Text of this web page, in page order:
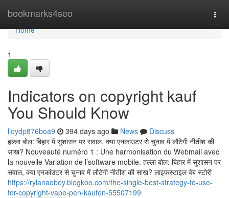
bookmarks4seo
Home
Home
1
Indicators on copyright kauf
You Should Know
lloydp876boa9 394 days ago News
Discuss
हल्ला बोल: बिहार में सुशासन पर सवाल, क्या एनकांउटर से चुनाव में लौटेगी नीतीश की
साख? Nouveauté numéro 1 : Une harmonisation du Webmail avec
la nouvelle Variation de l’software mobile. हल्ला बोल: बिहार में सुशासन पर
सवाल, क्या एनकांउटर से चुनाव में लौटेगी नीतीश की साख? लाइफस्टाइल वेब स्टोरी
https://rylanaoboy.blogkoo.com/the-single-best-strategy-to-use-
for-copyright-vape-pen-kaufen-55507199